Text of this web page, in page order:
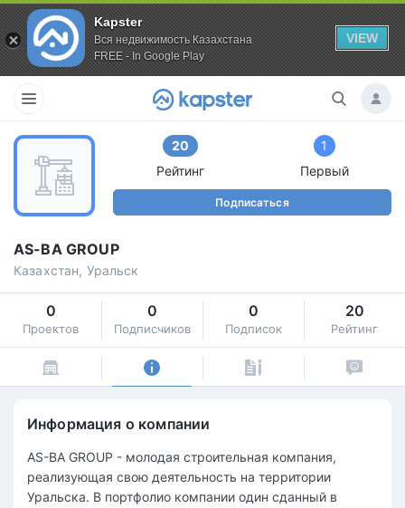
Kapster
Вся недвижимость Казахстана
FREE - In Google Play
VIEW
20
Рейтинг
1
Первый
Подписаться
AS-BA GROUP
Казахстан, Уральск
0
Проектов
0
Подписчиков
0
Подписок
20
Рейтинг
Информация о компании
AS-BA GROUP - молодая строительная компания,
реализующая свою деятельность на территории
Уральска. В портфолио компании один сданный в